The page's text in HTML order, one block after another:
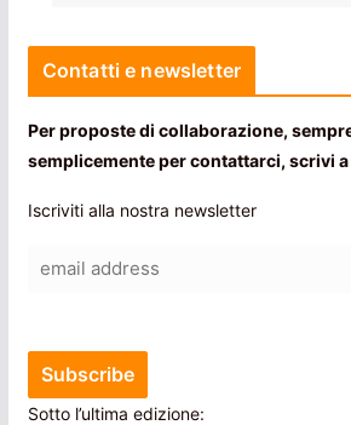
Contatti e newsletter
Per proposte di collaborazione,
semplicemente per contattarci, scrivi a
Iscriviti alla nostra newsletter
Sotto l’ultima edizione: